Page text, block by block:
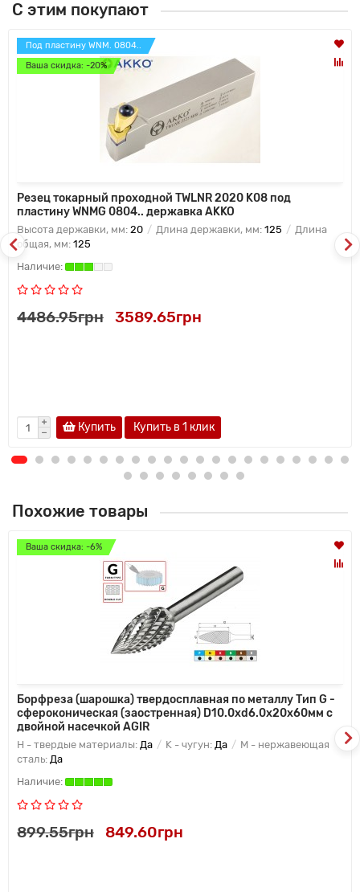
С этим покупают
Под пластину WNM. 0804..
Ваша скидка: -20%
Резец токарный проходной TWLNR 2020 K08 под
пластину WNMG 0804.. державка AKKO
Высота державки, мм: 20 Длина державки, мм: 125
Длина
общая, мм: 125
4486.95грн 3589.65грн
Купить Купить в 1 клик
Похожие товары
Ваша скидка: -6%
Борфреза (шарошка) твердосплавная по металлу Тип G -
сфероконическая (заостренная) D10.0xd6.0x20x60мм c
двойной насечкой AGIR
H - твердые материалы: Да K - чугун: Да
M - нержавеющая
сталь: Да
899.55грн 849.60грн